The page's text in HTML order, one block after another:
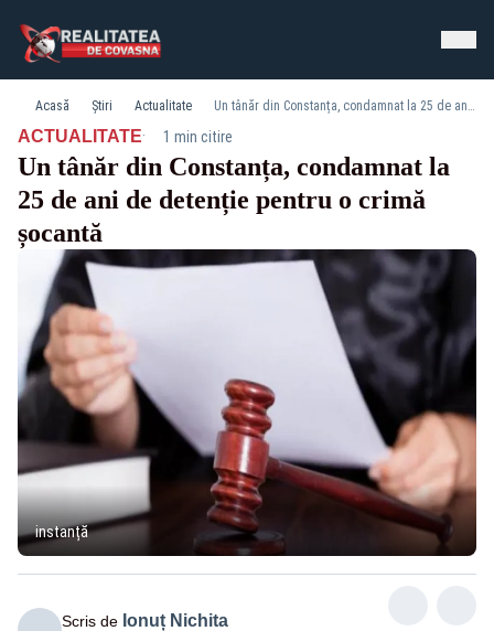
Acasă Știri Actualitate Un tânăr din Constanța, condamnat la 25 de ani de detenție pentru o crimă șocantă
ACTUALITATE· 1 min citire
Un tânăr din Constanța, condamnat la
25 de ani de detenție pentru o crimă
șocantă
instanță
Scris de Ionuț Nichita